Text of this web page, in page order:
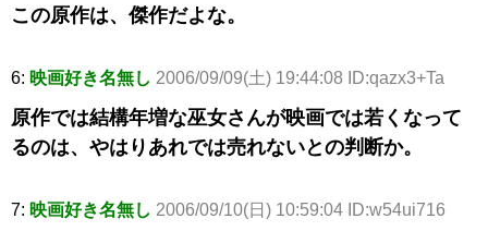
この原作は、傑作だよな。
6: 映画好き名無し 2006/09/09(土) 19:44:08 ID:qazx3+Ta
原作では結構年増な巫女さんが映画では若くなって
るのは、やはりあれでは売れないとの判断か。
7: 映画好き名無し 2006/09/10(日) 10:59:04 ID:w54ui716